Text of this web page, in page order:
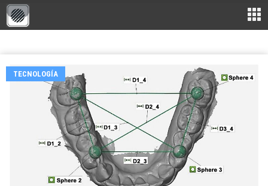
TECNOLOGÍA